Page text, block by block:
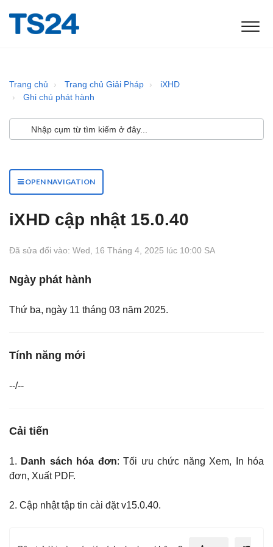
Trang chủ Trang chủ Giải Pháp
iXHD
Ghi chú phát hành
OPEN NAVIGATION
iXHD cập nhật 15.0.40
Đã sửa đổi vào: Wed, 16 Tháng 4, 2025 lúc 10:00 SA
Ngày phát hành
Thứ ba, ngày 11 tháng 03 năm 2025.
Tính năng mới
--/--
Cải tiến
1. Danh sách hóa đơn: Tối ưu chức năng Xem, In hóa
đơn, Xuất PDF.
2. Cập nhật tập tin cài đặt v15.0.40.